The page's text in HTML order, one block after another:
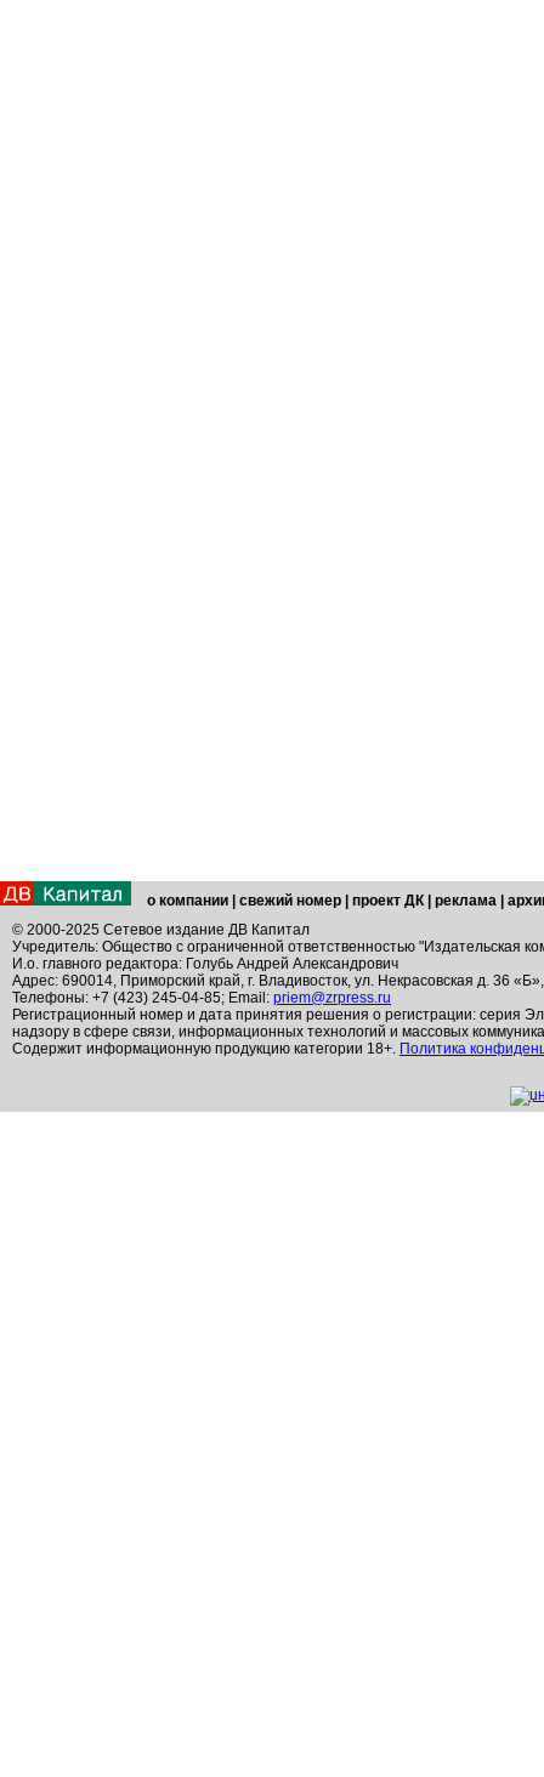
о компании свежий номер проект ДК реклама
© 2000-2025 Сетевое издание ДВ Капитал
Учредитель: Общество с ограниченной ответственностью "Издательская
И.о. главного редактора: Голубь Андрей Александрович
Адрес: 690014, Приморский край, г. Владивосток, ул. Некрасовская д. 36
Телефоны: +7 (423) 245-04-85; Email: priem@zrpress.ru
Регистрационный номер и дата принятия решения о регистрации: серия
надзору в сфере связи, информационных технологий и массовых
Содержит информационную продукцию категории 18+. Политика